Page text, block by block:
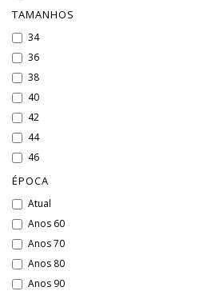
TAMANHOS
34
36
38
40
42
44
46
ÉPOCA
Atual
Anos 60
Anos 70
Anos 80
Anos 90